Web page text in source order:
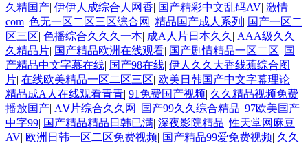
久精国产| 伊伊人成综合人网香| 国产精彩中文乱码AV| 激情
com| 色无一区二区三区综合网 | 精品国产成人系列 | 国产一区二
区三区| 色播综合久久久一本| 成A人片日本久久 | AAA级久久
久精品片| 国产精品欧洲在线观看| 国产剧情精品一区二区| 国
产精品中文字幕在线| 国产98在线| 伊人久久大香线蕉综合图
片| 在线欧美精品一区二区三区| 欧美日韩国产中文字幕理论|
精品成A人在线观看青青| 91免费国产视频| 久久精品视频免费
播放国产| AⅤ片综合久久网 | 国产99久久综合精品| 97欧美国产
中字99| 国产精品精品日韩已满| 深夜影院精品|性天堂网麻豆
AV| 欧洲日韩一区二区免费视频| 国产精品99爱免费视频| 久久